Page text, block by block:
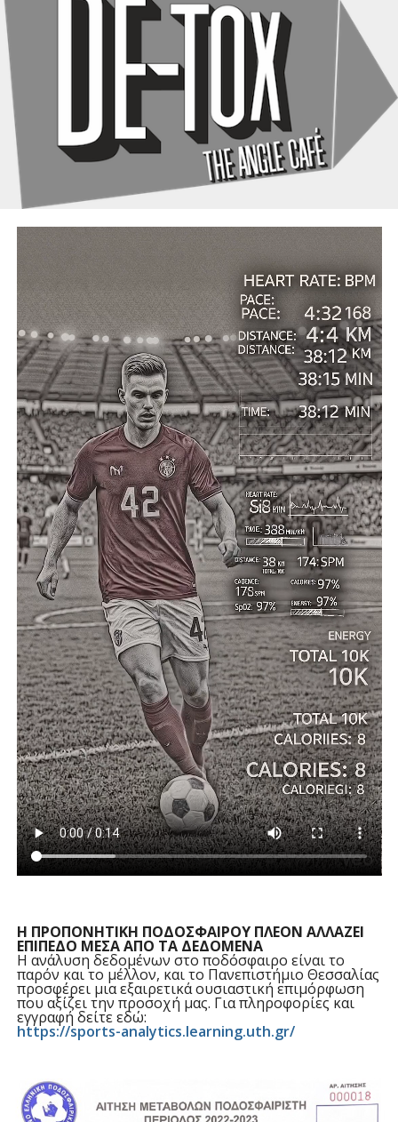
H ΠPOΠONHTIKH ΠΟΔΟΣΦΑΙΡΟΥ ΠΛEON AΛΛAZEI
EΠIΠEΔO MEΣA AΠO TA ΔEΔOMENA
H ανάλυση δεδομένων στο ποδόσφαιρο είναι το
παρόν και το μέλλον, και το Πανεπιστήμιο Θεσσαλίας
προσφέρει μια εξαιρετικά ουσιαστική επιμόρφωση
που αξίζει την προσοχή μας. Για πληροφορίες και
εγγραφή δείτε εδώ:
https://sports-analytics.learning.uth.gr/